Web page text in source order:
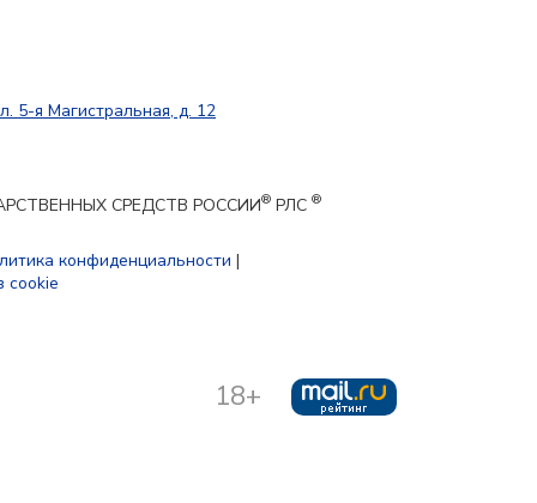
5-я Магистральная, д. 12
СРЕДСТВ РОССИИ® РЛС ®
конфиденциальности |
cookie
18+